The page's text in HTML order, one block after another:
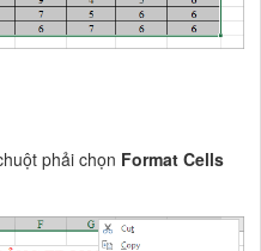
phải chọn Format Cells